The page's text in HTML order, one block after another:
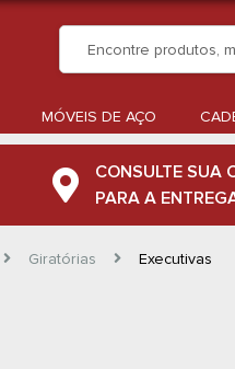
MÓVEIS DE AÇO
CONSULTE SUA
PARA A
Giratórias Executivas